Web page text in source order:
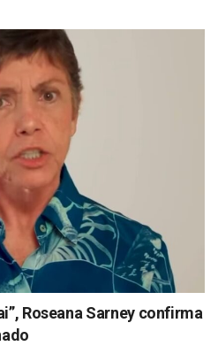
Roseana Sarney confirma